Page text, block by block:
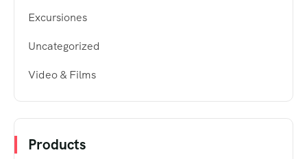
Excursiones
Uncategorized
Video & Films
Products